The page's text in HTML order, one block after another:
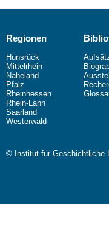
Regionen
Hunsrück
Mittelrhein
Naheland
Pfalz
Rheinhessen
Rhein-Lahn
Saarland
Westerwald
© Institut für Geschichtliche